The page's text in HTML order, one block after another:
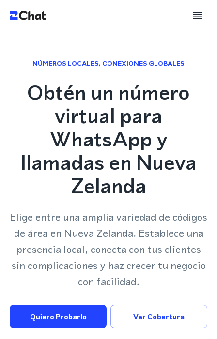
NÚMEROS LOCALES, CONEXIONES GLOBALES
Obtén un número
virtual para
WhatsApp y
llamadas en Nueva
Zelanda
Elige entre una amplia variedad de códigos
de área en Nueva Zelanda. Establece una
presencia local, conecta con tus clientes
sin complicaciones y haz crecer tu negocio
con facilidad.
Quiero Probarlo Ver Cobertura